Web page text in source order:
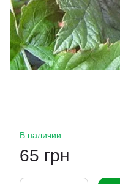
В наличии
65 грн